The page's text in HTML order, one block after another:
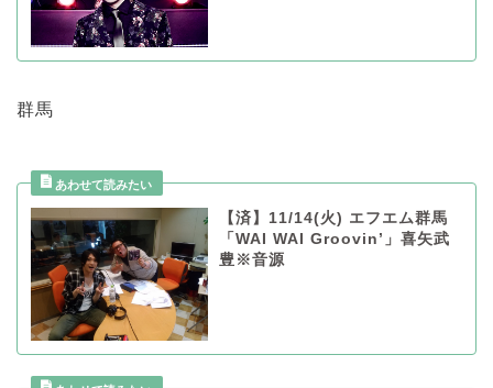
群馬
【済】11/14(火) エフエム群馬
「WAI WAI Groovin’」喜矢武
豊※音源